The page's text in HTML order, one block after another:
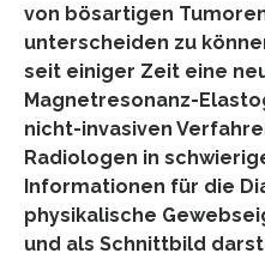
von bösartigen
unterscheiden zu
seit einiger Zeit eine
Magnetresonanz-
nicht-invasiven
Radiologen in
Informationen für die
physikalische
und als Schnittbild